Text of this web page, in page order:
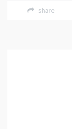
share